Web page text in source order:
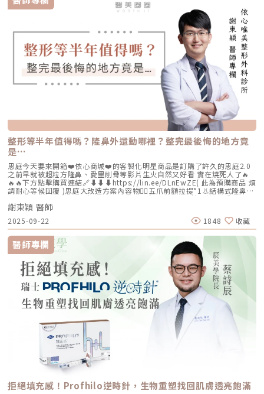
年醫師FB👉https://reurl.cc/Mzk0nm杰膚美診所地址：104台北市中山區
復興北路50號2樓電話：02-8772-6625
整形等半年值得嗎？隆鼻外還動哪裡？整完最後悔的地方竟
是…
思庭今天要來開箱❤️依心商城❤️的客製化明星商品是訂購了許久的思庭2.0
之前早就被超粒方隆鼻、愛里削骨等影片生火自然又好看 實在燒死人了🔥
🔥🔥下方點擊購買連結🔗⬇️⬇️⬇️https://lin.ee/DLnEwZE( 此為預購商品 煩
請耐心等候回覆 )思庭大改造方案內容物💁‍♀️五爪前額拉提*1👃結構式隆鼻*1
(加購縮鼻翼、敲鼻骨、貴族手術)👄微笑嘴角*1 (加購嘴邊肉拉提)重點摘
要：00:00 搶先看⚡⚡01:43 開箱手術方案內容物02:02 上臉眉眼分析 : 五
爪前額拉提02:36 中臉隆鼻分析 : 結構式隆鼻合併貴族手術03:58 下臉唇巴
分析 : 微笑嘴角+嘴扁肉拉提04:43 華麗買家秀05:25 五星好評分享
⭐⭐⭐⭐⭐▸▸歡迎合作洽談：followheart.marketing@gmail.com◂◂依心唯
美整形外科診所地址｜台北市信義區基隆路二段15號2樓電話｜（02）
2345-6777官方網站｜https://www.followheart.com.tw/官方諮詢｜
https://follow-heart.com/line臉書粉專｜https://follow-
heart.com/case_fbIG追起來｜https://follow-
heart.com/case_igWeChat ID｜Dr_followheart
謝東穎 醫師
2025-09-22 1848 收藏
醫師專欄
拒絕填充感！Profhilo逆時針，生物重塑找回肌膚透亮飽滿